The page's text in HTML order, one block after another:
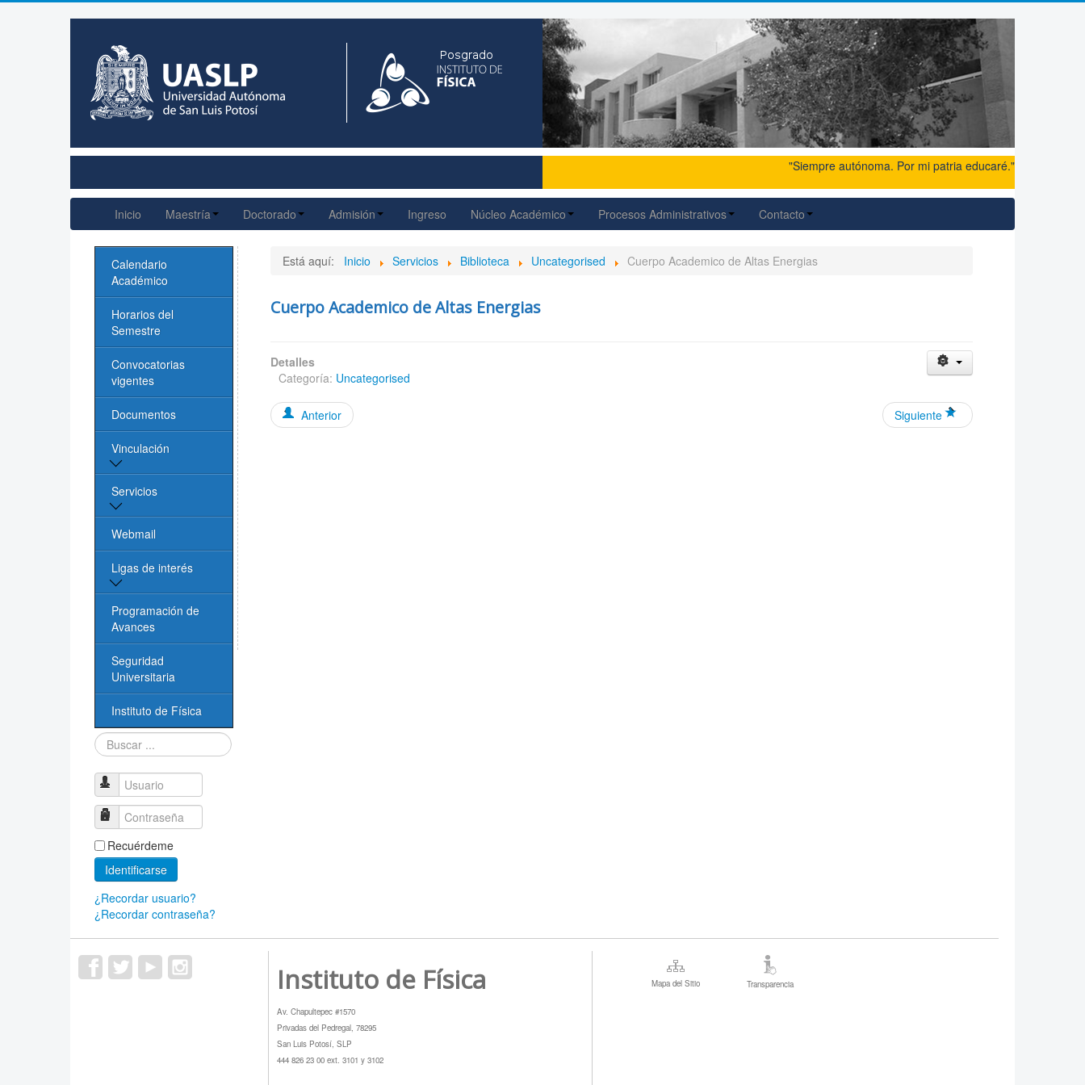
"Siempre autónoma. Por mi patria educaré."
Inicio Maestría Doctorado Admisión Ingreso Núcleo Académico Procesos Administrativos Contacto
Calendario
Académico
Horarios del
Semestre
Convocatorias
vigentes
Documentos
Vinculación
Vinculación y
Servicios
Oficina de Vinculación
Servicios
Biblioteca
Cómputo
Webmail
Ligas de interés
Página de la UASLP
Investigación y
Posgrado UASLP
CONACYT
Sociedad Mexicana
de Física
PROMEP
Programación de
Avances
Seguridad
Universitaria
Instituto de Física
Buscar...
Usuario
Contraseña
Recuérdeme
Identificarse
¿Recordar usuario?
¿Recordar contraseña?
Está aquí: Inicio Servicios Biblioteca Uncategorised Cuerpo Academico de Altas Energias
Cuerpo Academico de Altas Energias
Detalles
Categoría: Uncategorised
Anterior Siguiente
Instituto de Física
Av. Chapultepec #1570
Privadas del Pedregal, 78295
San Luis Potosí, SLP
444 826 23 00 ext. 3101 y 3102
Mapa del Sitio Transparencia